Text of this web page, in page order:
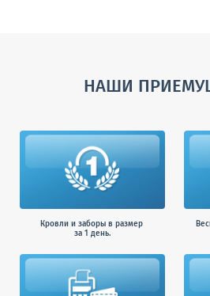
НАШИ
Кровли и заборы в размер
за 1 день.